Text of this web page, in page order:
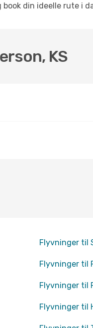
din ideelle rute i
KS
Flyvninger til
Flyvninger til
Flyvninger til
Flyvninger til